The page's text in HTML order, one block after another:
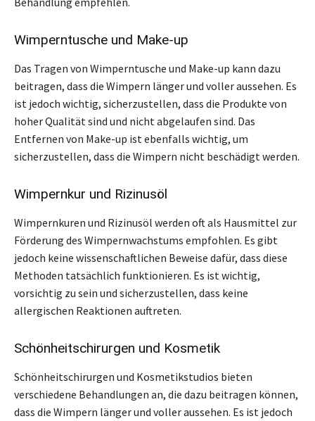
Wimperntusche und Make-up
Das Tragen von Wimperntusche und Make-up kann dazu
beitragen, dass die Wimpern länger und voller aussehen. Es
ist jedoch wichtig, sicherzustellen, dass die Produkte von
hoher Qualität sind und nicht abgelaufen sind. Das
Entfernen von Make-up ist ebenfalls wichtig, um
sicherzustellen, dass die Wimpern nicht beschädigt werden.
Wimpernkur und Rizinusöl
Wimpernkuren und Rizinusöl werden oft als Hausmittel zur
Förderung des Wimpernwachstums empfohlen. Es gibt
jedoch keine wissenschaftlichen Beweise dafür, dass diese
Methoden tatsächlich funktionieren. Es ist wichtig,
vorsichtig zu sein und sicherzustellen, dass keine
allergischen Reaktionen auftreten.
Schönheitschirurgen und Kosmetik
Schönheitschirurgen und Kosmetikstudios bieten
verschiedene Behandlungen an, die dazu beitragen können,
dass die Wimpern länger und voller aussehen. Es ist jedoch